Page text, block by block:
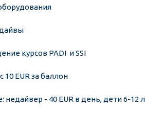
курсов PADI  и SSI
10 EUR за баллон
недайвер - 40 EUR в день, дети 6-12